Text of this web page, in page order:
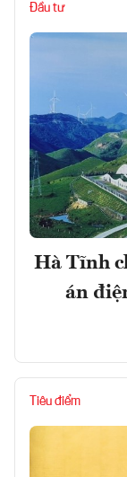
Đầu tư
Hà Tĩnh
án
Tiêu điểm